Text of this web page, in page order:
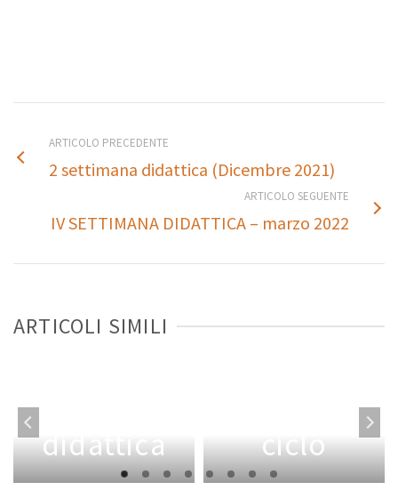
ARTICOLO PRECEDENTE
2 settimana didattica (Dicembre 2021)
ARTICOLO SEGUENTE
IV SETTIMANA DIDATTICA – marzo 2022
ARTICOLI SIMILI
settimana
didattica
Concorso
ciclo